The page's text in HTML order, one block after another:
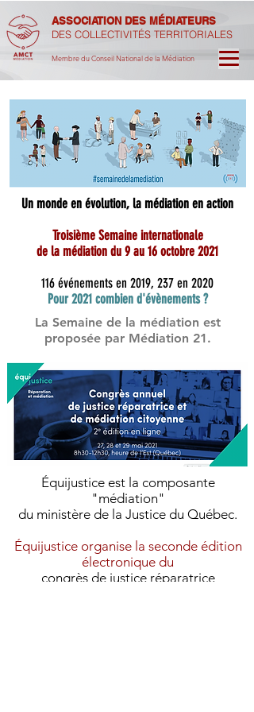
ASSOCIATION DES MÉDIATEURS
DES COLLECTIVITÉS TERRITORIALES
Membre du Conseil National de la Médiation
Un monde en évolution, la médiation en action
Troisième Semaine internationale
de la médiation du 9 au 16 octobre 2021
116 événements en 2019, 237 en 2020
Pour 2021 combien d'évènements ?
La Semaine de la médiation est
proposée par Médiation 21.
Équijustice est la composante
"médiation"
du ministère de la Justice du Québec.
Équijustice organise la seconde édition
électronique du
congrès de justice réparatrice